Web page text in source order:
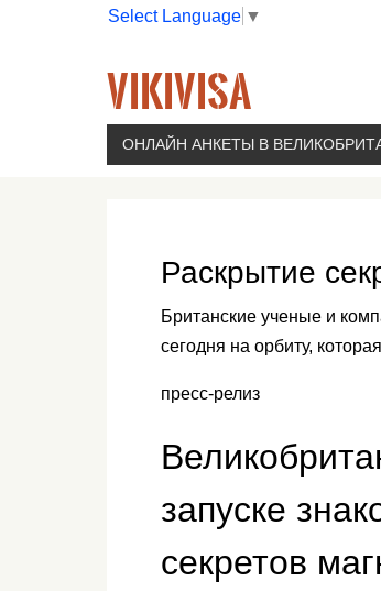
Select Language ▼
VIKIVISA
Г. МОСКВА, 2-Й
ОНЛАЙН АНКЕТЫ В
Раскрытие
Британские ученые и
сегодня на орбиту,
пресс-релиз
запуске
секретов